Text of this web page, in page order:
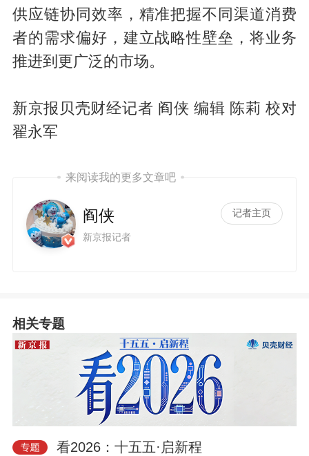
供应链协同效率，精准把握不同渠道消费
者的需求偏好，建立战略性壁垒，将业务
推进到更广泛的市场。
新京报贝壳财经记者 阎侠 编辑 陈莉 校对
翟永军
来阅读我的更多文章吧
阎侠
新京报记者
记者主页
相关专题
看2026：十五五·启新程